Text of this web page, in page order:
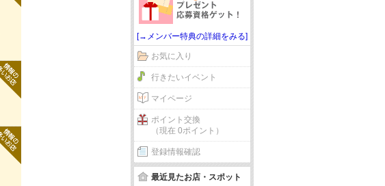
[→メンバー特典の詳細をみる]
お気に入り
行きたいイベント
マイページ
ポイント交換
（現在 0ポイント）
登録情報確認
最近見たお店・スポット